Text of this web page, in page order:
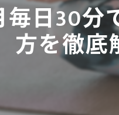
日30
方を徹底